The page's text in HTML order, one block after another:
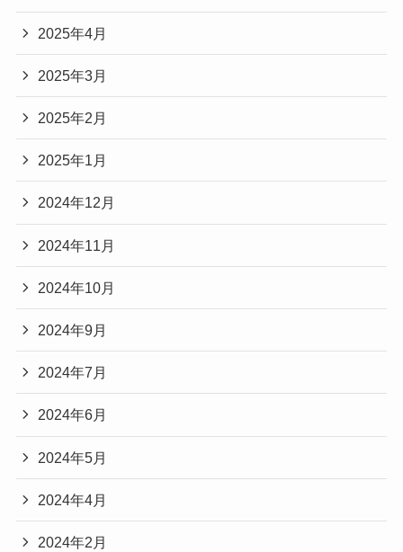
2025年4月
2025年3月
2025年2月
2025年1月
2024年12月
2024年11月
2024年10月
2024年9月
2024年7月
2024年6月
2024年5月
2024年4月
2024年2月